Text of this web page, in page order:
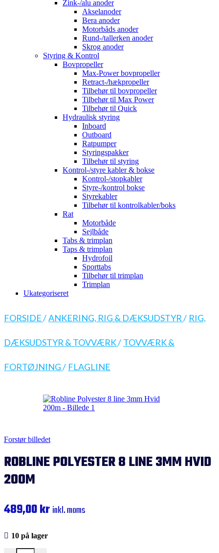
Zink-/alu anoder
Akselanoder
Bera anoder
Motorbåds anoder
Rund-/tallerken anoder
Skrog anoder
Styring & Kontrol
Bovpropeller
Max-Power bovpropeller
Retract-/hækpropeller
Tilbehør til bovpropeller
Tilbehør til Max Power
Tilbehør til Quick
Hydraulisk styring
Inboard
Outboard
Ratpumper
Styringspakker
Tilbehør til styring
Kontrol-/styre kabler & bokse
Kontrol-/stopkabler
Styre-/kontrol bokse
Styrekabler
Tilbehør til kontrolkabler/boks
Rat
Motorbåde
Sejlbåde
Tabs & trimplan
Taps & trimplan
Hydrofoil
Sporttabs
Tilbehør til trimplan
Trimplan
Ukategoriseret
FORSIDE/ANKERING, RIG & DÆKSUDSTYR/ RIG,
DÆKSUDSTYR & TOVVÆRK/ TOVVÆRK &
FORTØJNING/ FLAGLINE
Forstør billedet
ROBLINE POLYESTER 8 LINE 3MM HVID
200M
489,00kr inkl. moms
10 på lager